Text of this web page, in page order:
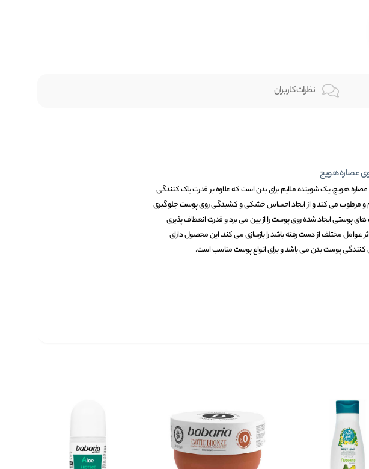
نظرات کاربران
عصاره هویج
هویج، یک شوینده ملایم برای بدن است که علاوه بر قدرت پاک کنندگی
و مرطوب می کند و از ایجاد احساس خشکی و کشیدگی روی پوست جلوگیری
پوستی ایجاد شده روی پوست را از بین می برد و قدرت انعطاف پذیری
عوامل مختلف از دست رفته باشد را بازسازی می کند. این محصول دارای
کنندگی پوست بدن می باشد و برای انواع پوست مناسب است.